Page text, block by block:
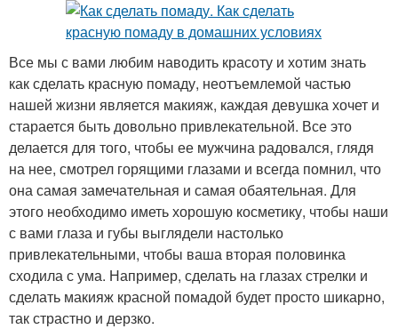
Все мы с вами любим наводить красоту и хотим знать
как сделать красную помаду, неотъемлемой частью
нашей жизни является макияж, каждая девушка хочет и
старается быть довольно привлекательной. Все это
делается для того, чтобы ее мужчина радовался, глядя
на нее, смотрел горящими глазами и всегда помнил, что
она самая замечательная и самая обаятельная. Для
этого необходимо иметь хорошую косметику, чтобы наши
с вами глаза и губы выглядели настолько
привлекательными, чтобы ваша вторая половинка
сходила с ума. Например, сделать на глазах стрелки и
сделать макияж красной помадой будет просто шикарно,
так страстно и дерзко.